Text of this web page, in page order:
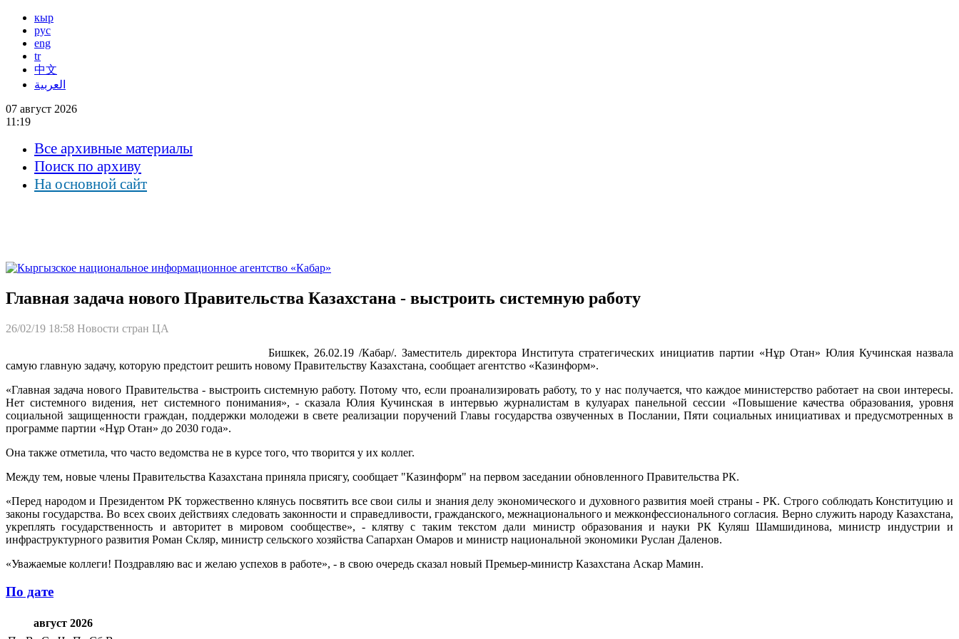
кыр
рус
eng
tr
中文
العربية
07 август 2026
11:19
Все архивные материалы
Поиск по архиву
На основной сайт
Главная задача нового Правительства Казахстана - выстроить системную работу
26/02/19 18:58 Новости стран ЦА
Бишкек, 26.02.19 /Кабар/. Заместитель директора Института стратегических инициатив партии «Нұр Отан» Юлия Кучинская назвала
самую главную задачу, которую предстоит решить новому Правительству Казахстана, сообщает агентство «Казинформ».
«Главная задача нового Правительства - выстроить системную работу. Потому что, если проанализировать работу, то у нас получается, что каждое министерство работает на свои интересы.
Нет системного видения, нет системного понимания», - сказала Юлия Кучинская в интервью журналистам в кулуарах панельной сессии «Повышение качества образования, уровня
социальной защищенности граждан, поддержки молодежи в свете реализации поручений Главы государства озвученных в Послании, Пяти социальных инициативах и предусмотренных в
программе партии «Нұр Отан» до 2030 года».
Она также отметила, что часто ведомства не в курсе того, что творится у их коллег.
Между тем, новые члены Правительства Казахстана приняла присягу, сообщает "Казинформ" на первом заседании обновленного Правительства РК.
«Перед народом и Президентом РК торжественно клянусь посвятить все свои силы и знания делу экономического и духовного развития моей страны - РК. Строго соблюдать Конституцию и
законы государства. Во всех своих действиях следовать законности и справедливости, гражданского, межнационального и межконфессионального согласия. Верно служить народу Казахстана,
укреплять государственность и авторитет в мировом сообществе», - клятву с таким текстом дали министр образования и науки РК Куляш Шамшидинова, министр индустрии и
инфраструктурного развития Роман Скляр, министр сельского хозяйства Сапархан Омаров и министр национальной экономики Руслан Даленов.
«Уважаемые коллеги! Поздравляю вас и желаю успехов в работе», - в свою очередь сказал новый Премьер-министр Казахстана Аскар Мамин.
По дате
август 2026